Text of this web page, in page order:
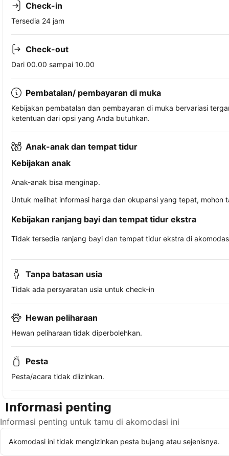
Check-in
Tersedia 24 jam
Check-out
Dari 00.00 sampai 10.00
Pembatalan/ pembayaran di muka
Kebijakan pembatalan dan pembayaran di muka bervariasi
ketentuan dari opsi yang Anda butuhkan.
Anak-anak dan tempat tidur
Kebijakan anak
Anak-anak bisa menginap.
Untuk melihat informasi harga dan okupansi yang tepat,
Kebijakan ranjang bayi dan tempat tidur ekstra
Tidak tersedia ranjang bayi dan tempat tidur ekstra di
Tanpa batasan usia
Tidak ada persyaratan usia untuk check-in
Hewan peliharaan
Hewan peliharaan tidak diperbolehkan.
Pesta
Pesta/acara tidak diizinkan.
Informasi penting
Informasi penting untuk tamu di akomodasi ini
Akomodasi ini tidak mengizinkan pesta bujang atau sejenisnya.